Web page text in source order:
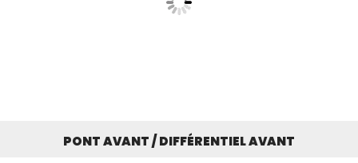
PONT AVANT / DIFFÉRENTIEL AVANT